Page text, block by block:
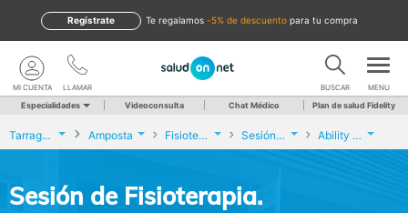
te regalamos -5% de descuento para tu compra
Regístrate
LLAMAR
MI CUENTA BUSCAR MENU
Especialidades Videoconsulta Chat Médico Plan de salud Fidelity
Tarragona Amposta Fisioterapia Sesión de Fisioterapia. Tratamiento combinado Ability Salud
Sesión de Fisioterapia.